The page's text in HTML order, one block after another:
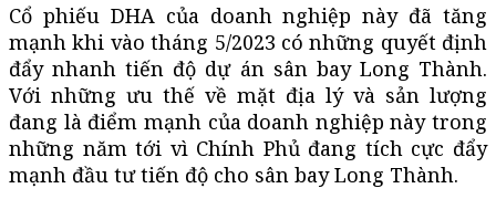
Cổ phiếu DHA của doanh nghiệp này đã tăng
mạnh khi vào tháng 5/2023 có những quyết định
đẩy nhanh tiến độ dự án sân bay Long Thành.
Với những ưu thế về mặt địa lý và sản lượng
đang là điểm mạnh của doanh nghiệp này trong
những năm tới vì Chính Phủ đang tích cực đẩy
mạnh đầu tư tiến độ cho sân bay Long Thành.